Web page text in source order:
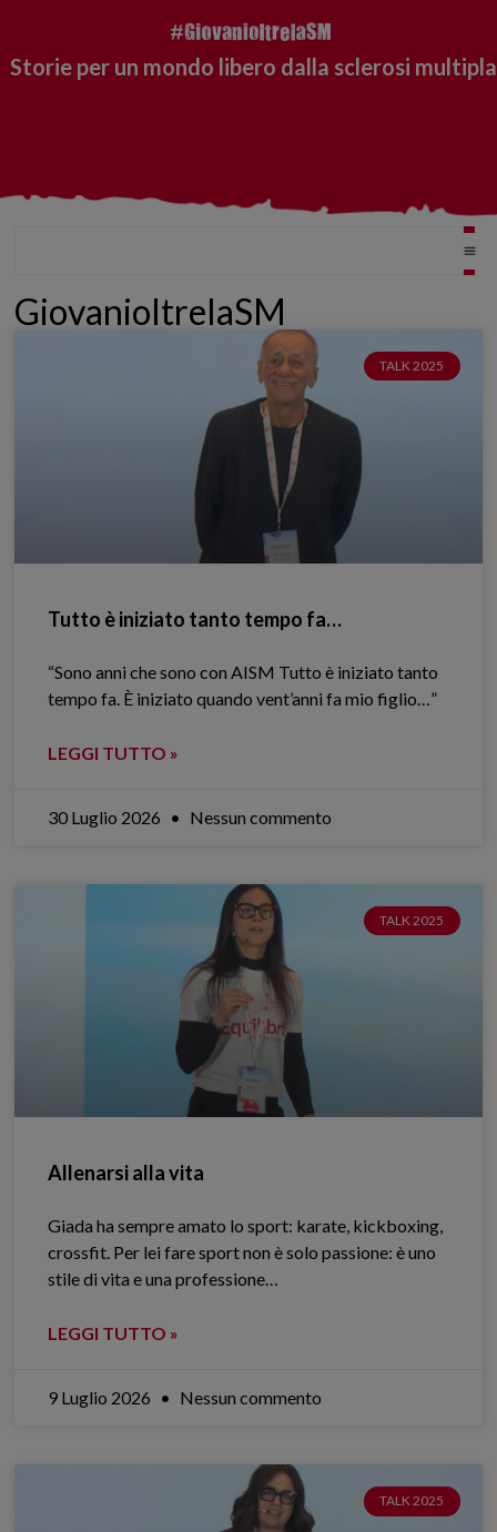
Storie per un mondo libero dalla sclerosi multipla
GiovanioltrelaSM
TALK 2025
Tutto è iniziato tanto tempo fa…
“Sono anni che sono con AISM Tutto è iniziato tanto
tempo fa. È iniziato quando vent’anni fa mio figlio…”
LEGGI TUTTO »
30 Luglio 2026 Nessun commento
TALK 2025
Allenarsi alla vita
Giada ha sempre amato lo sport: karate, kickboxing,
crossfit. Per lei fare sport non è solo passione: è uno
stile di vita e una professione…
LEGGI TUTTO »
9 Luglio 2026 Nessun commento
TALK 2025